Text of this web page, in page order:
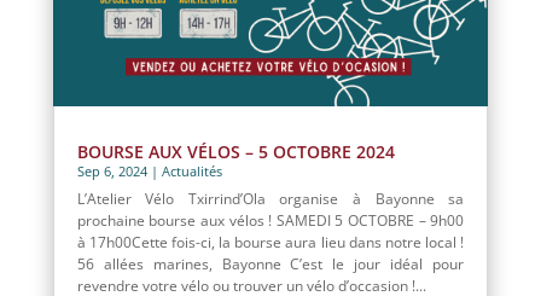
BOURSE AUX VÉLOS – 5 OCTOBRE 2024
Sep 6, 2024| Actualités
L’Atelier Vélo Txirrind’Ola organise à Bayonne sa
prochaine bourse aux vélos ! SAMEDI 5 OCTOBRE – 9h00
à 17h00Cette fois-ci, la bourse aura lieu dans notre local !
56 allées marines, Bayonne C’est le jour idéal pour
revendre votre vélo ou trouver un vélo d’occasion !...